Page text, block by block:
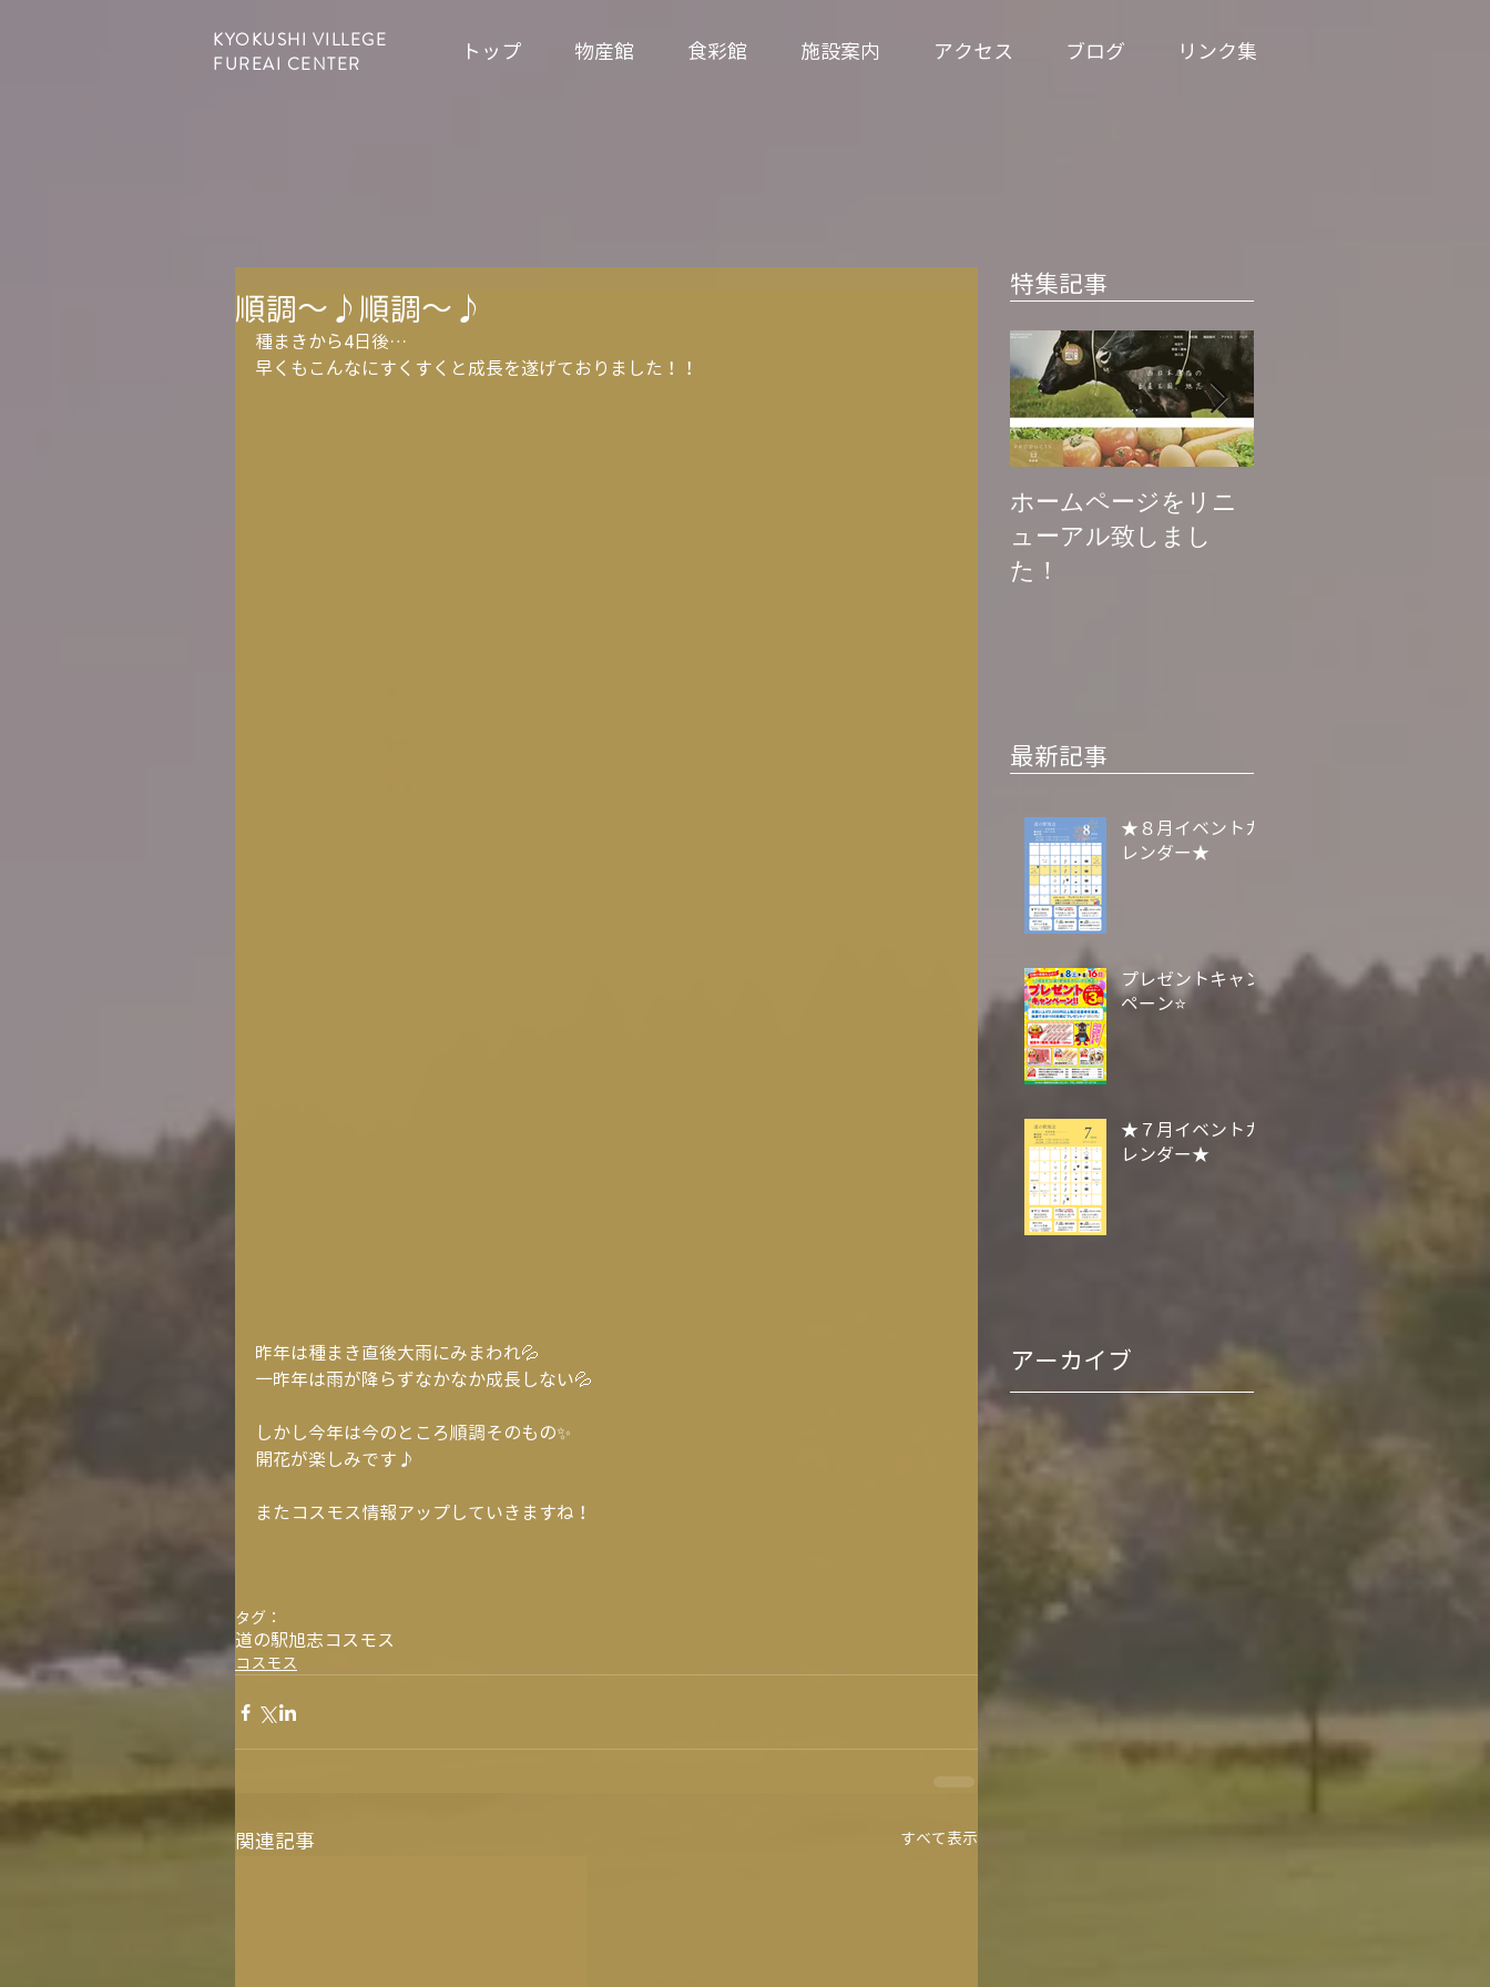
KYOKUSHI VILLEGE
FUREAI CENTER
トップ 物産館 食彩館 施設案内 アクセス ブログ リンク集
順調～♪順調～♪
種まきから4日後…
早くもこんなにすくすくと成長を遂げておりました！！
昨年は種まき直後大雨にみまわれ💦
一昨年は雨が降らずなかなか成長しない💦
しかし今年は今のところ順調そのもの✨
開花が楽しみです♪
またコスモス情報アップしていきますね！
タグ：
道の駅旭志コスモス
コスモス
関連記事 すべて表示
特集記事
ホームページをリニ
ューアル致しまし
た！
最新記事
★８月イベントカ
レンダー★
プレゼントキャン
ペーン⭐
★７月イベントカ
レンダー★
アーカイブ